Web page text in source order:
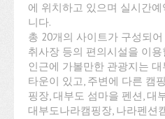
에 위치하고 있으며 실시간
니다.
총 20개의 사이트가 구성되
취사장 등의 편의시설을 이
인근에 가볼만한 관광지는
타운이 있고, 주변에 다른 캠
핑장, 대부도 섬마을 펜션, 대
대부도나라캠핑장, 나라펜션